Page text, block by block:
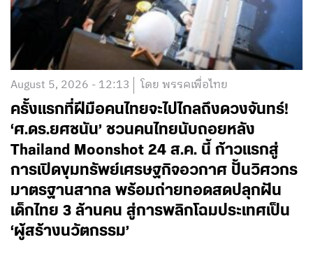
August 5, 2026 - 12:13 โดย พรรคเพื่อไทย
ครั้งแรกที่ฝีมือคนไทยจะไปไกลถึงดวงจันทร์!
‘ศ.ดร.ยศชนัน’ ชวนคนไทยนับถอยหลัง
Thailand Moonshot 24 ส.ค. นี้ ก้าวแรกสู่
การเปิดขุมทรัพย์เศรษฐกิจอวกาศ ปั้นวิศวกร
มาตรฐานสากล พร้อมถ่ายทอดสดปลุกฝัน
เด็กไทย 3 ล้านคน สู่การพลิกโฉมประเทศเป็น
‘ผู้สร้างนวัตกรรม’